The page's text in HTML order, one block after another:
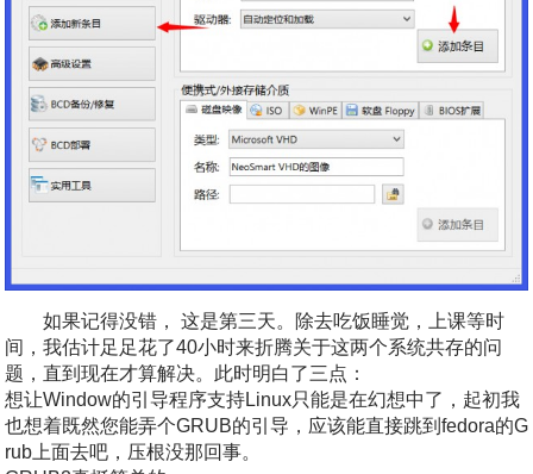
如果记得没错， 这是第三天。除去吃饭睡觉，上课等时
间，我估计足足花了40小时来折腾关于这两个系统共存的问
题，直到现在才算解决。此时明白了三点：
想让Window的引导程序支持Linux只能是在幻想中了，起初我
也想着既然您能弄个GRUB的引导，应该能直接跳到fedora的G
rub上面去吧，压根没那回事。